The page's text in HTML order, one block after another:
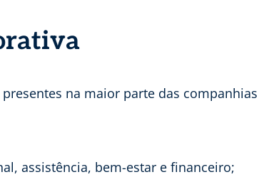
na maior parte das companhias
assistência, bem-estar e financeiro;